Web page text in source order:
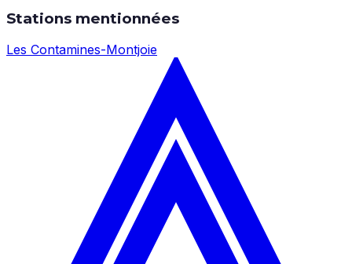
Stations mentionnées
Les Contamines-Montjoie